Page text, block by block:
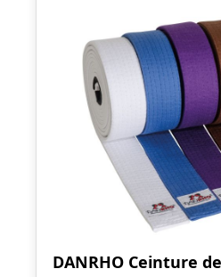
DANRHO Ceinture